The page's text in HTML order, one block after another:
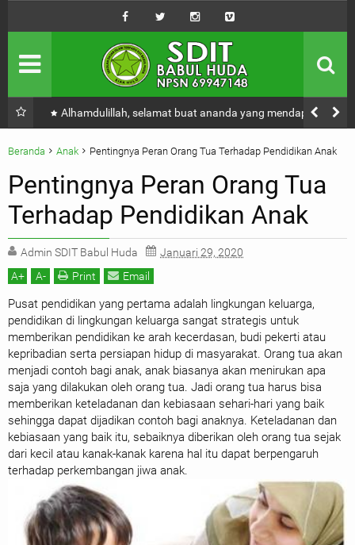
Alhamdulillah, selamat buat ananda yang mendapatkan
nilai terbaik untuk TKA 2025/2026
Beranda Anak Pentingnya Peran Orang Tua Terhadap Pendidikan Anak
Pentingnya Peran Orang Tua
Terhadap Pendidikan Anak
Admin SDIT Babul Huda
Januari 29, 2020
A+ A- Print Email
Pusat pendidikan yang pertama adalah lingkungan keluarga,
pendidikan di lingkungan keluarga sangat strategis untuk
memberikan pendidikan ke arah kecerdasan, budi pekerti atau
kepribadian serta persiapan hidup di masyarakat. Orang tua akan
menjadi contoh bagi anak, anak biasanya akan menirukan apa
saja yang dilakukan oleh orang tua. Jadi orang tua harus bisa
memberikan keteladanan dan kebiasaan sehari-hari yang baik
sehingga dapat dijadikan contoh bagi anaknya. Keteladanan dan
kebiasaan yang baik itu, sebaiknya diberikan oleh orang tua sejak
dari kecil atau kanak-kanak karena hal itu dapat berpengaruh
terhadap perkembangan jiwa anak.
SDIT Babul Huda
Tendik Majelis Guru
Kabar Kegiatan Sekolah
Belajar Online Mencari Ilmu Itu Wajib Yah!